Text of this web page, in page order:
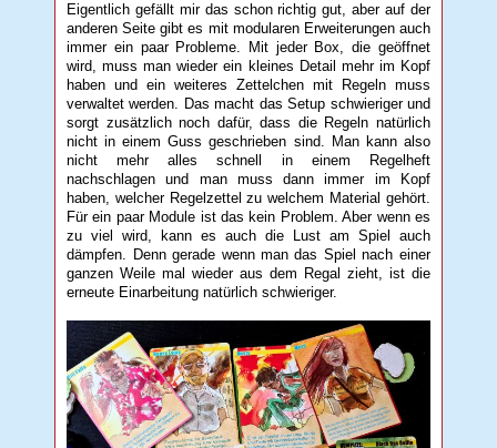
Eigentlich gefällt mir das schon richtig gut, aber auf der
anderen Seite gibt es mit modularen Erweiterungen auch
immer ein paar Probleme. Mit jeder Box, die geöffnet
wird, muss man wieder ein kleines Detail mehr im Kopf
haben und ein weiteres Zettelchen mit Regeln muss
verwaltet werden. Das macht das Setup schwieriger und
sorgt zusätzlich noch dafür, dass die Regeln natürlich
nicht in einem Guss geschrieben sind. Man kann also
nicht mehr alles schnell in einem Regelheft
nachschlagen und man muss dann immer im Kopf
haben, welcher Regelzettel zu welchem Material gehört.
Für ein paar Module ist das kein Problem. Aber wenn es
zu viel wird, kann es auch die Lust am Spiel auch
dämpfen. Denn gerade wenn man das Spiel nach einer
ganzen Weile mal wieder aus dem Regal zieht, ist die
erneute Einarbeitung natürlich schwieriger.